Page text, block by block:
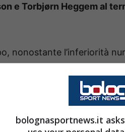
e Torbjørn Heggem al
nonostante l’inferiorità
punti, che analizzando
Al termine del match,
Ferguson, Lucumí ed
bolognasportnews.it